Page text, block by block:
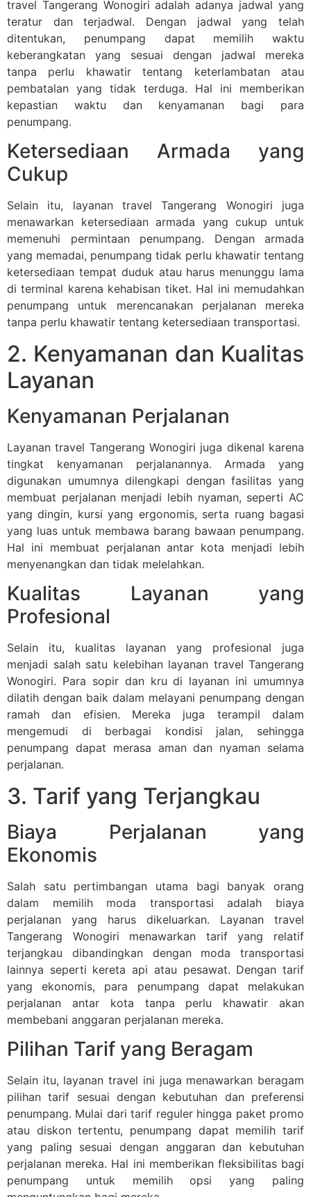
travel Tangerang Wonogiri adalah adanya jadwal yang
teratur dan terjadwal. Dengan jadwal yang telah
ditentukan, penumpang dapat memilih waktu
keberangkatan yang sesuai dengan jadwal mereka
tanpa perlu khawatir tentang keterlambatan atau
pembatalan yang tidak terduga. Hal ini memberikan
kepastian waktu dan kenyamanan bagi para
penumpang.
Ketersediaan Armada yang
Cukup
Selain itu, layanan travel Tangerang Wonogiri juga
menawarkan ketersediaan armada yang cukup untuk
memenuhi permintaan penumpang. Dengan armada
yang memadai, penumpang tidak perlu khawatir tentang
ketersediaan tempat duduk atau harus menunggu lama
di terminal karena kehabisan tiket. Hal ini memudahkan
penumpang untuk merencanakan perjalanan mereka
tanpa perlu khawatir tentang ketersediaan transportasi.
2. Kenyamanan dan Kualitas
Layanan
Kenyamanan Perjalanan
Layanan travel Tangerang Wonogiri juga dikenal karena
tingkat kenyamanan perjalanannya. Armada yang
digunakan umumnya dilengkapi dengan fasilitas yang
membuat perjalanan menjadi lebih nyaman, seperti AC
yang dingin, kursi yang ergonomis, serta ruang bagasi
yang luas untuk membawa barang bawaan penumpang.
Hal ini membuat perjalanan antar kota menjadi lebih
menyenangkan dan tidak melelahkan.
Kualitas Layanan yang
Profesional
Selain itu, kualitas layanan yang profesional juga
menjadi salah satu kelebihan layanan travel Tangerang
Wonogiri. Para sopir dan kru di layanan ini umumnya
dilatih dengan baik dalam melayani penumpang dengan
ramah dan efisien. Mereka juga terampil dalam
mengemudi di berbagai kondisi jalan, sehingga
penumpang dapat merasa aman dan nyaman selama
perjalanan.
3. Tarif yang Terjangkau
Biaya Perjalanan yang
Ekonomis
Salah satu pertimbangan utama bagi banyak orang
dalam memilih moda transportasi adalah biaya
perjalanan yang harus dikeluarkan. Layanan travel
Tangerang Wonogiri menawarkan tarif yang relatif
terjangkau dibandingkan dengan moda transportasi
lainnya seperti kereta api atau pesawat. Dengan tarif
yang ekonomis, para penumpang dapat melakukan
perjalanan antar kota tanpa perlu khawatir akan
membebani anggaran perjalanan mereka.
Pilihan Tarif yang Beragam
Selain itu, layanan travel ini juga menawarkan beragam
pilihan tarif sesuai dengan kebutuhan dan preferensi
penumpang. Mulai dari tarif reguler hingga paket promo
atau diskon tertentu, penumpang dapat memilih tarif
yang paling sesuai dengan anggaran dan kebutuhan
perjalanan mereka. Hal ini memberikan fleksibilitas bagi
penumpang untuk memilih opsi yang paling